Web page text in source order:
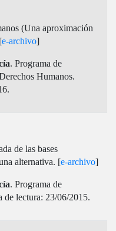
(Una aproximación
e-archivo]
. Programa de
Humanos.
de las bases
alternativa. [e-archivo]
. Programa de
lectura: 23/06/2015.